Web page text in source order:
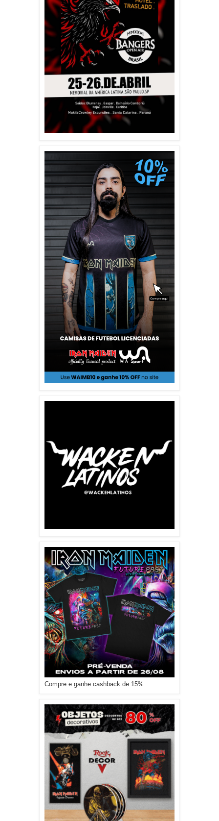
Compre e ganhe cashback de 15%